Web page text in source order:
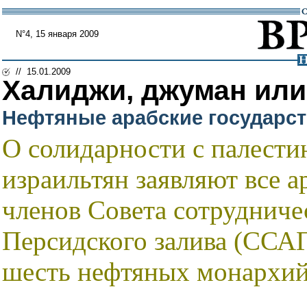
N°4, 15 января 2009
// 15.01.2009
Халиджи, джуман
Нефтяные арабские
О солидарности с
израильтян заявляют все
членов Совета
Персидского залива
шесть нефтяных